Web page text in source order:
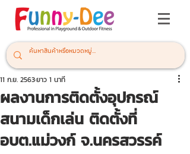
ผลงานการติดตั้งอุปกรณ์
สนามเด็กเล่น ติดตั้งที่
อบต.แม่วงก์ จ.นครสวรรค์
11 ก.ย. 2563ยาว 1 นาที